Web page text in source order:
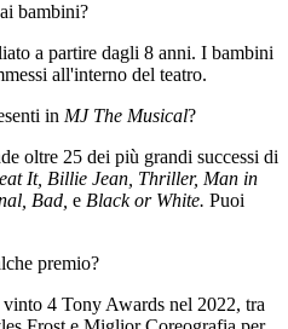
bambini?
a partire dagli 8 anni. I bambini
all'interno del teatro.
in MJ The Musical?
oltre 25 dei più grandi successi di
It, Billie Jean, Thriller, Man in
Bad, e Black or White. Puoi
premio?
vinto 4 Tony Awards nel 2022, tra